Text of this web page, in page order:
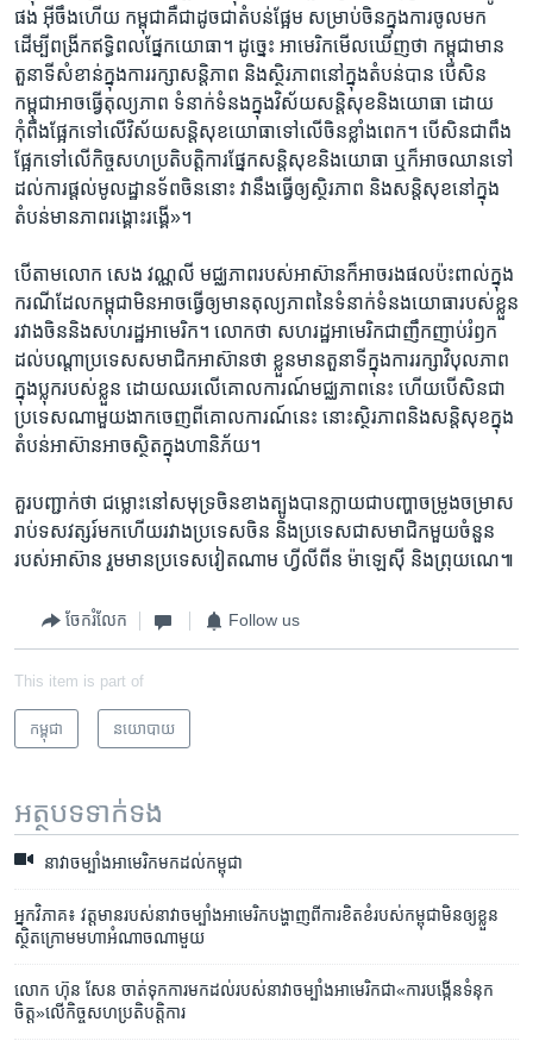
ផង​ អ៊ីចឹង​ហើយ​ កម្ពុជា​គឺ​ជា​ដូច​ជា​តំបន់​ផ្អែម​ សម្រាប់​ចិន​ក្នុង​ការចូល​មក​
ដើម្បី​ពង្រីក​ឥទ្ធិពល​ផ្នែក​យោធា។ ដូច្នេះ​ អាមេរិ​ក​មើល​ឃើញ​ថា​ កម្ពុជា​មាន​
តួនាទី​សំខាន់​ក្នុងការ​រក្សា​សន្តិភាព និងស្ថិរភាព​នៅ​ក្នុង​តំបន់​បាន​ បើសិន​
កម្ពុជា​អាច​ធ្វើ​តុល្យភាព ទំនាក់​ទំនង​ក្នុង​វិស័យ​សន្តិសុខនិងយោធា​ ដោយ​
កុំពឹង​ផ្អែក​ទៅ​លើ​វិស័យ​សន្តិសុខ​យោធា​ទៅ​លើ​ចិន​ខ្លាំងពេក។ បើ​សិន​ជា​ពឹង​
ផ្អែក​ទៅ​លើ​កិច្ច​សហប្រតិបត្តិការផ្នែកសន្តិសុខ​និងយោធា ឬក៏អាច​ឈានទៅ​
ដល់​ការ​ផ្តល់​មូលដ្ឋាន​ទ័ពចិននោះ​ វានឹង​ធ្វើ​ឲ្យ​ស្ថិរភាព​ និងសន្តិសុខ​នៅ​ក្នុង​
តំបន់​មានភាព​រង្គោះរង្គើ»។
បើតាម​លោក សេង វណ្ណលី មជ្ឈភាព​របស់​អាស៊ាន​ក៏អា​ចរង​ផល​ប៉ះពាល់​ក្នុង​
ករណីដែល​កម្ពុជាមិន​អាច​ធ្វើ​ឲ្យ​មាន​តុល្យភាព​នៃ​ទំនាក់​ទំនង​យោធា​របស់​ខ្លួន​
រវាង​ចិន​និងសហរដ្ឋអាមេរិក​។​ លោក​ថា សហរដ្ឋ​អាមេរិក​ជាញឹកញាប់​រំឭក
ដល់​បណ្តាប្រទេស​សមាជិក​អាស៊ាន​ថា ​ខ្លួនមាន​តួនាទីក្នុងការ​រក្សា​វិបុលភាព
ក្នុងប្លុក​របស់​ខ្លួន​ ដោយ​ឈរ​លើ​គោល​ការណ៍​មជ្ឈភាព​នេះ ហើយបើសិន​ជា
ប្រទេស​ណាមួយ​ងាកចេញ​ពីគោលការណ៍​នេះ នោះ​ស្ថិរភាព​និងសន្តិសុខ​ក្នុង​
តំបន់​អាស៊ាន​អាច​សិ្ថត​ក្នុង​ហានិភ័យ។
គួរ​បញ្ជាក់​ថា​ ជម្លោះ​នៅ​សមុទ្រ​ចិន​ខាង​ត្បូង​បាន​ក្លាយ​ជា​បញ្ហា​ចម្រូង​ចម្រាស​
រាប់​ទស​វត្សរ៍​មក​ហើយ​រវាង​ប្រទេស​ចិន ​និង​ប្រទេស​ជា​សមាជិក​មួយ​ចំនួន​
របស់​អាស៊ាន​ រួម​មានប្រទេសវៀតណាម ​ហ្វីលីពីន​ ម៉ាឡេស៊ី ​និង​ព្រុយណេ៕
ចែករំលែក Follow us
This item is part of
កម្ពុជា នយោបាយ
អត្ថបទ​ទាក់ទង
នាវា​ចម្បាំង​អាមេរិក​មក​ដល់​កម្ពុជា
អ្នកវិភាគ៖ វត្តមាន​របស់​នាវា​ចម្បាំង​អាមេរិក​បង្ហាញ​ពី​ការខិតខំ​របស់​កម្ពុជា​មិន​ឲ្យ​ខ្លួន​
ស្ថិត​ក្រោម​មហា​អំណាច​ណាមួយ
លោក ហ៊ុន សែន ចាត់ទុក​ការមក​ដល់​របស់​នាវា​ចម្បាំង​អាមេរិក​ជា​«ការបង្កើន​ទំនុក​
ចិត្ត»​លើ​កិច្ចសហប្រតិបត្តិការ